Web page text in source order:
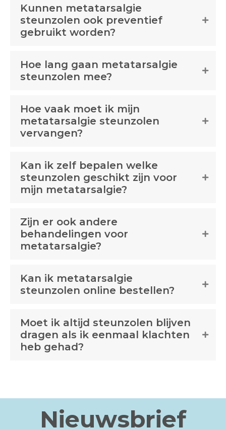
Kunnen metatarsalgie
steunzolen ook preventief
gebruikt worden?
Hoe lang gaan metatarsalgie
steunzolen mee?
Hoe vaak moet ik mijn
metatarsalgie steunzolen
vervangen?
Kan ik zelf bepalen welke
steunzolen geschikt zijn voor
mijn metatarsalgie?
Zijn er ook andere
behandelingen voor
metatarsalgie?
Kan ik metatarsalgie
steunzolen online bestellen?
Moet ik altijd steunzolen blijven
dragen als ik eenmaal klachten
heb gehad?
Nieuwsbrief